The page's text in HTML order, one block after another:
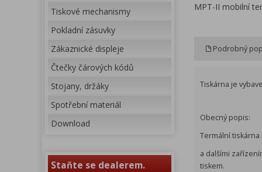
Tiskové mechanismy
Pokladní zásuvky
Zákaznické displeje
Čtečky čárových kódů
Stojany, držáky
Spotřební materiál
Download
Staňte se dealerem.
MPT-II mobilní
Podrobný
Tiskárna je
Obecný popis:
Termální
a dalšími
tiskem.